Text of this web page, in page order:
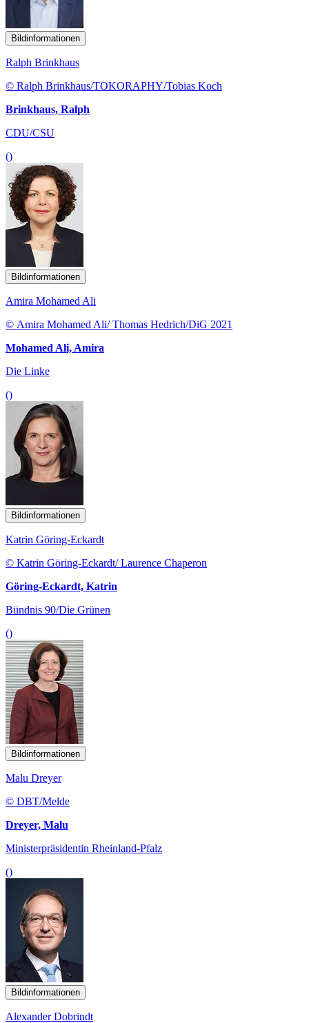
Bildinformationen
Ralph Brinkhaus
© Ralph Brinkhaus/TOKORAPHY/Tobias Koch
Brinkhaus, Ralph
CDU/CSU
()
Bildinformationen
Amira Mohamed Ali
© Amira Mohamed Ali/ Thomas Hedrich/DiG 2021
Mohamed Ali, Amira
Die Linke
()
Bildinformationen
Katrin Göring-Eckardt
© Katrin Göring-Eckardt/ Laurence Chaperon
Göring-Eckardt, Katrin
Bündnis 90/Die Grünen
()
Bildinformationen
Malu Dreyer
© DBT/Melde
Dreyer, Malu
Ministerpräsidentin Rheinland-Pfalz
()
Bildinformationen
Alexander Dobrindt